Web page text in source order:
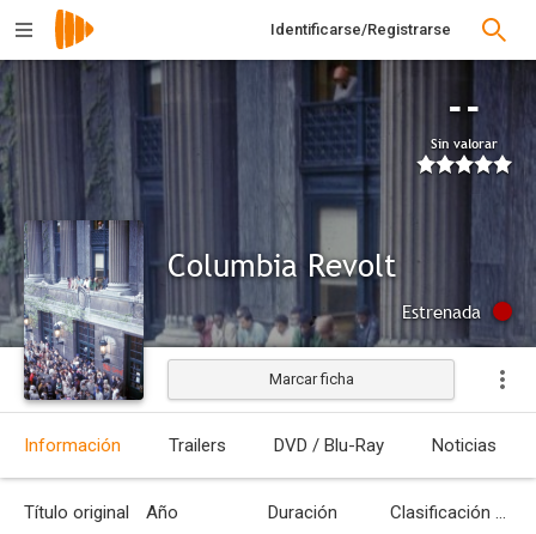
Identificarse/Registrarse
--
Sin valorar
Columbia Revolt
Estrenada
Marcar ficha
Información Trailers DVD / Blu-Ray Noticias
Título original Año Duración Clasificación por edades